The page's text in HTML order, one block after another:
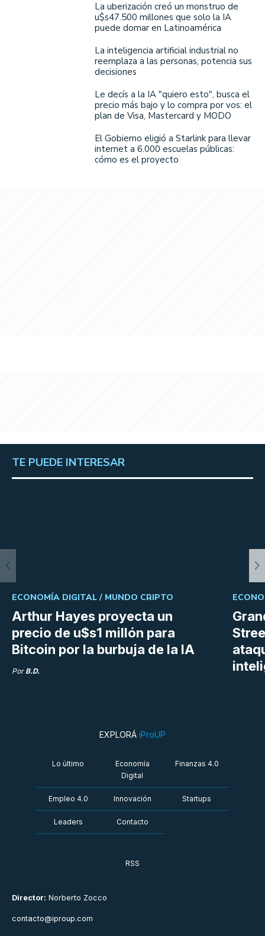
La uberización creó un monstruo de
u$s47.500 millones que solo la IA
puede domar en Latinoamérica
La inteligencia artificial industrial no
reemplaza a las personas, potencia sus
decisiones
Le decís a la IA "quiero esto", busca el
precio más bajo y lo compra por vos: el
plan de Visa, Mastercard y MODO
El Gobierno eligió a Starlink para llevar
internet a 6.000 escuelas públicas:
cómo es el proyecto
TE PUEDE INTERESAR
Arthur Hayes proyecta un
precio de u$s1 millón para
Bitcoin por la burbuja de la IA
ECONOMÍA DIGITAL / MUNDO CRIPTO
Por B.D.
Director: Norberto Zocco
contacto@iproup.com
EXPLORÁ iProUP
Lo último
Economía
Digital
Finanzas 4.0
Empleo 4.0 Innovación Startups
Leaders Contacto
RSS